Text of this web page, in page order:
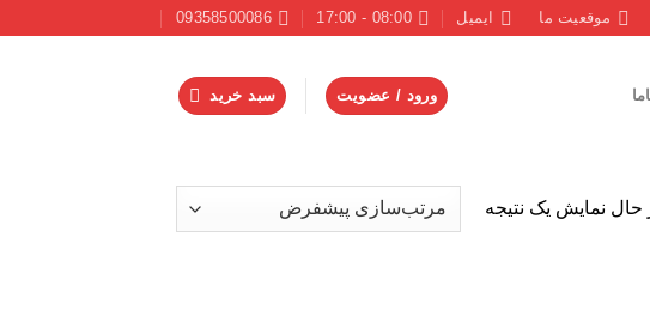
موقعیت ما ایمیل 08:00 - 17:00
09358500086
ورود / عضویت سبد خرید
حال نمایش یک نتیجه